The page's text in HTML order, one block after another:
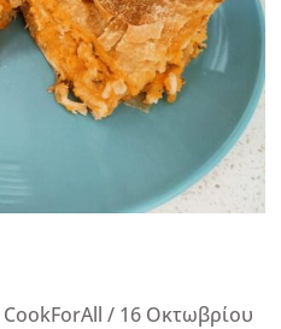
CookForAll / 16 Οκτωβρίου